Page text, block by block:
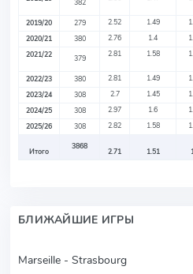
382
2019/20 279 2.52 1.49
2020/21
380 2.76 1.4
2021/22
379 2.81 1.58
2022/23 380 2.81 1.49
2023/24
308 2.7 1.45
2024/25
308 2.97 1.6
2025/26
308 2.82 1.58
Итого
3868
2.71 1.51
БЛИЖАЙШИЕ ИГРЫ
Marseille - Strasbourg